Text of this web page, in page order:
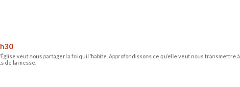
veut nous partager la foi qui l’habite. Approfondissons ce qu’elle veut nous transmettre à
de la messe.